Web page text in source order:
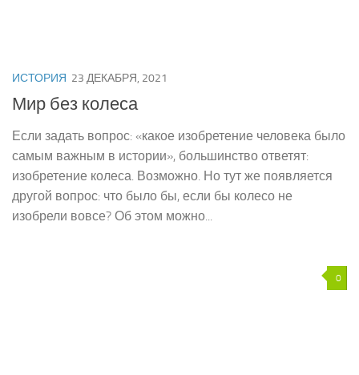
ИСТОРИЯ 23 ДЕКАБРЯ, 2021
Мир без колеса
Если задать вопрос: «какое изобретение человека было
самым важным в истории», большинство ответят:
изобретение колеса. Возможно. Но тут же появляется
другой вопрос: что было бы, если бы колесо не
изобрели вовсе? Об этом можно...
0